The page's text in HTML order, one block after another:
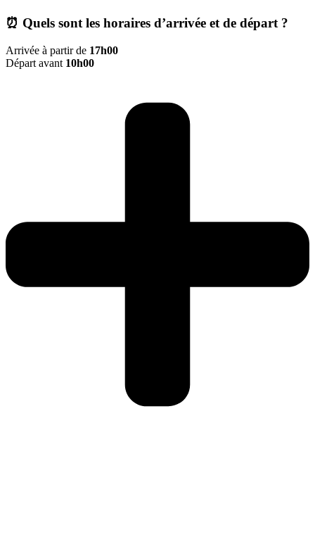
⏰ Quels sont les horaires d’arrivée et de départ ?
Arrivée à partir de 17h00
Départ avant 10h00